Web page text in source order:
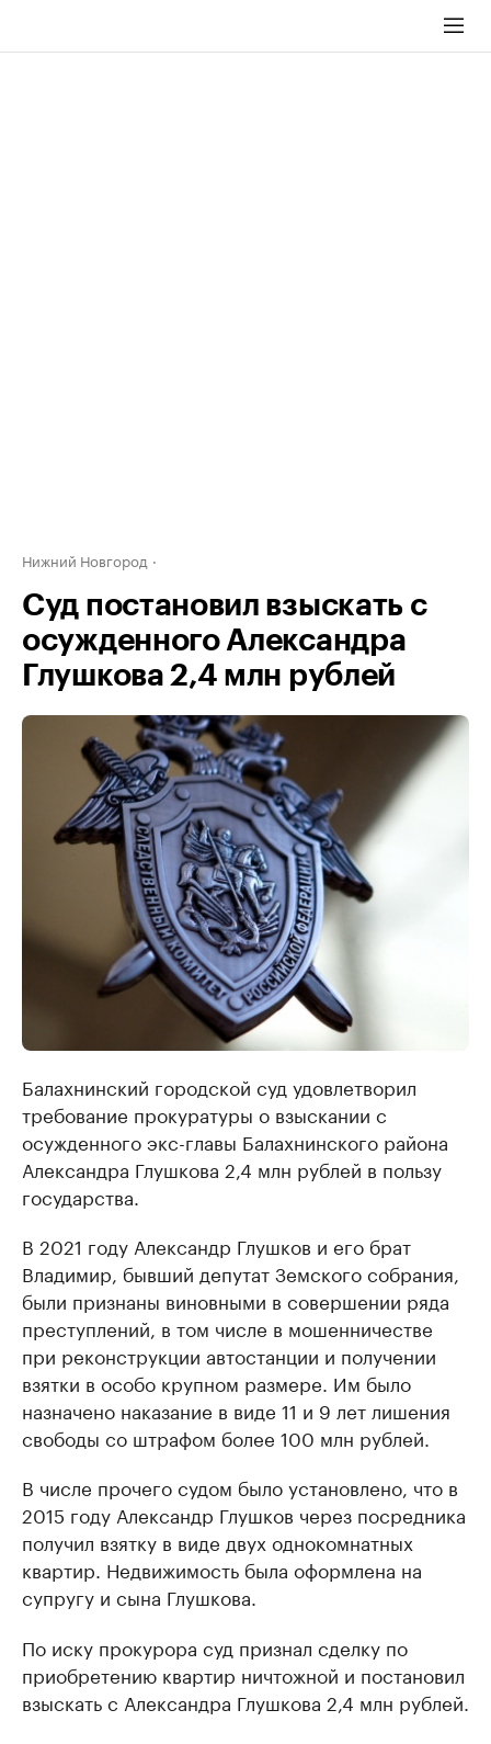
Нижний Новгород
Суд постановил взыскать с
осужденного Александра
Глушкова 2,4 млн рублей
Балахнинский городской суд удовлетворил
требование прокуратуры о взыскании с
осужденного экс-главы Балахнинского района
Александра Глушкова 2,4 млн рублей в пользу
государства.
В 2021 году Александр Глушков и его брат
Владимир, бывший депутат Земского собрания,
были признаны виновными в совершении ряда
преступлений, в том числе в мошенничестве
при реконструкции автостанции и получении
взятки в особо крупном размере. Им было
назначено наказание в виде 11 и 9 лет лишения
свободы со штрафом более 100 млн рублей.
В числе прочего судом было установлено, что в
2015 году Александр Глушков через посредника
получил взятку в виде двух однокомнатных
квартир. Недвижимость была оформлена на
супругу и сына Глушкова.
По иску прокурора суд признал сделку по
приобретению квартир ничтожной и постановил
взыскать с Александра Глушкова 2,4 млн рублей.